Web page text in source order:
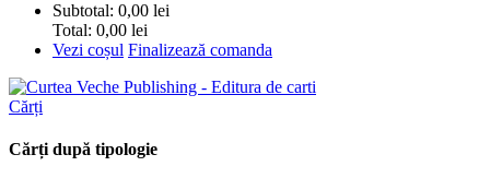
Subtotal: 0,00 lei
Total: 0,00 lei
Vezi coșul Finalizează comanda
Cărți
Cărți după tipologie